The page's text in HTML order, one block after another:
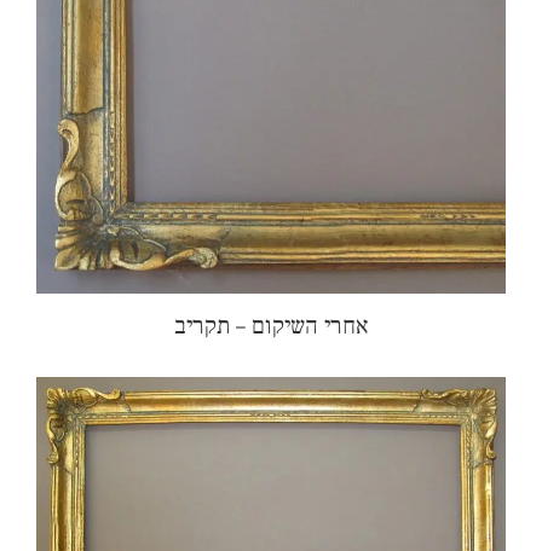
אחרי השיקום – תקריב